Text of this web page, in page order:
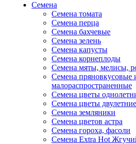
Семена
Семена томата
Семена перца
Семена бахчевые
Семена зелень
Семена капусты
Семена корнеплоды
Семена мяты, мелисы,
Семена пряновкусовые
малораспространенные
Семена цветы
Семена цветы двулетние
Семена земляники
Семена цветов астра
Семена гороха, фасоли
Семена Extra Hot